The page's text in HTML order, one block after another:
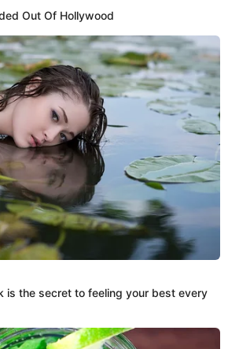
de Disney y Pixar tendrá
estrena en cines el 16 de junio, revela la
Lightyear
Disney Plus